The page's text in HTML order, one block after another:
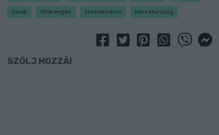
Sisak földrengés testvérváros Horvátország
SZÓLJ HOZZÁ!